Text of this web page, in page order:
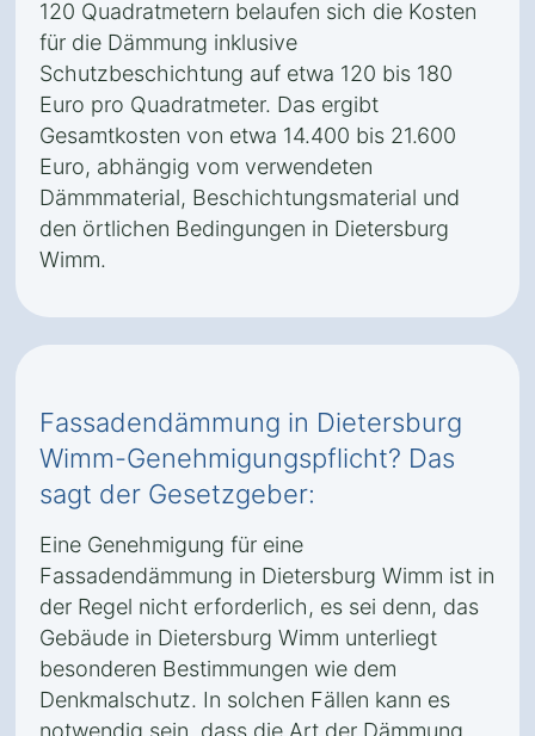
120 Quadratmetern belaufen sich die Kosten
für die Dämmung inklusive
Schutzbeschichtung auf etwa 120 bis 180
Euro pro Quadratmeter. Das ergibt
Gesamtkosten von etwa 14.400 bis 21.600
Euro, abhängig vom verwendeten
Dämmmaterial, Beschichtungsmaterial und
den örtlichen Bedingungen in Dietersburg
Wimm.
Fassadendämmung in Dietersburg
Wimm-Genehmigungspflicht? Das
sagt der Gesetzgeber:
Eine Genehmigung für eine
Fassadendämmung in Dietersburg Wimm ist in
der Regel nicht erforderlich, es sei denn, das
Gebäude in Dietersburg Wimm unterliegt
besonderen Bestimmungen wie dem
Denkmalschutz. In solchen Fällen kann es
notwendig sein, dass die Art der Dämmung